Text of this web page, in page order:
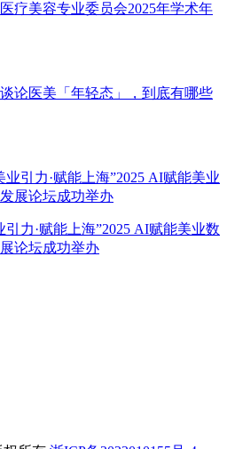
疗美容专业委员会2025年学术年
论医美「年轻态」，到底有哪些
引力·赋能上海”2025 AI赋能美业数
论坛成功举办